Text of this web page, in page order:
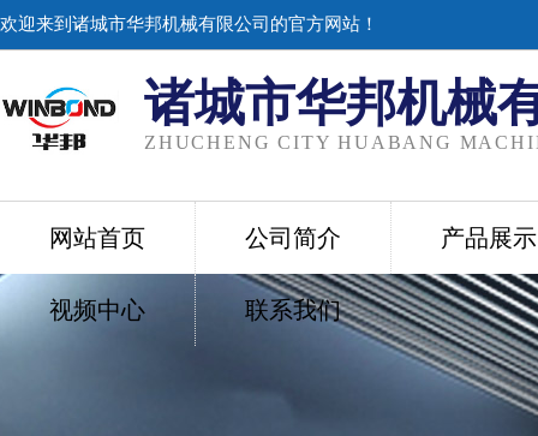
欢迎来到诸城市华邦机械有限公司的官方网站！
诸城市华邦机械
ZHUCHENG CITY HUABANG
网站首页 公司简介 产品展示
视频中心 联系我们